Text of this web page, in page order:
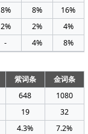
8% 8%
16%
2% 2%
4%
- 4% 8%
紫词条 金词条
648 1080
19
32
4.3% 7.2%